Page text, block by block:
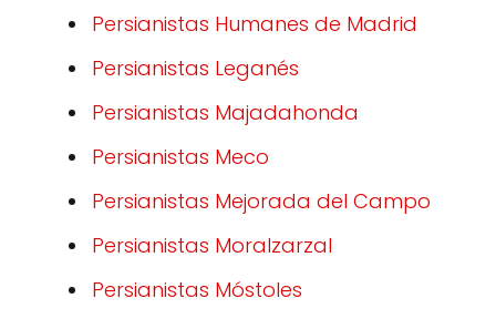
Persianistas Humanes de Madrid
Persianistas Leganés
Persianistas Majadahonda
Persianistas Meco
Persianistas Mejorada del Campo
Persianistas Moralzarzal
Persianistas Móstoles